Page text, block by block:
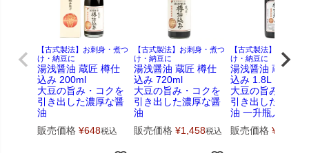
【古式製法】お刺身・煮つ
け・納豆に
湯浅醤油 蔵匠 樽仕
込み 200ml
大豆の旨み・コクを
引き出した濃厚な醤
油
販売価格 ¥648税込
【古式製法】お刺身・煮つ
け・納豆に
湯浅醤油 蔵匠 樽仕
込み 720ml
大豆の旨み・コクを
引き出した濃厚な醤
油
販売価格 ¥1,458税込
【古式製法】お刺身・
け・納豆に
湯浅醤油 蔵匠 樽
込み 1.8L
大豆の旨み・コ
引き出した濃厚
油 一升瓶入り
販売価格 ¥